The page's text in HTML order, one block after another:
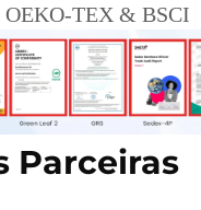
OEKO-TEX & BSCI
Parceiras